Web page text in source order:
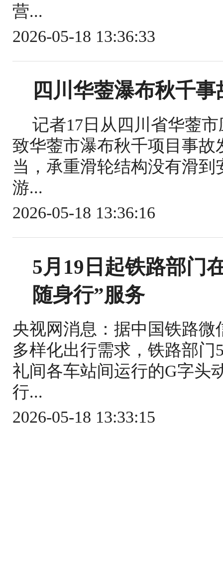
营...
2026-05-18 13:36:33
四川华蓥瀑布秋千
记者17日从四川省华蓥
致华蓥市瀑布秋千项目事
当，承重滑轮结构没有滑
游...
2026-05-18 13:36:16
5月19日起铁路部门
随身行”服务
央视网消息：据中国铁路
多样化出行需求，铁路部门
礼间各车站间运行的G字头
行...
2026-05-18 13:33:15